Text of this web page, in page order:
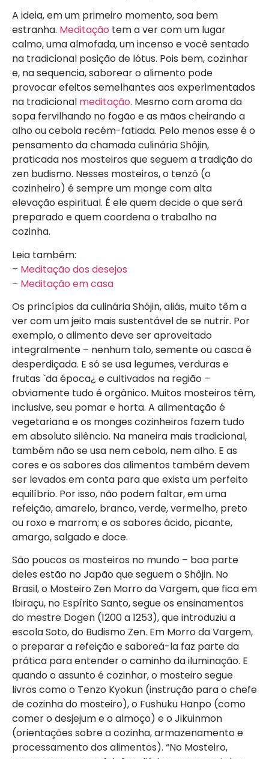
A ideia, em um primeiro momento, soa bem
estranha. Meditação tem a ver com um lugar
calmo, uma almofada, um incenso e você sentado
na tradicional posição de lótus. Pois bem, cozinhar
e, na sequencia, saborear o alimento pode
provocar efeitos semelhantes aos experimentados
na tradicional meditação. Mesmo com aroma da
sopa fervilhando no fogão e as mãos cheirando a
alho ou cebola recém-fatiada. Pelo menos esse é o
pensamento da chamada culinária Shôjin,
praticada nos mosteiros que seguem a tradição do
zen budismo. Nesses mosteiros, o tenzô (o
cozinheiro) é sempre um monge com alta
elevação espiritual. É ele quem decide o que será
preparado e quem coordena o trabalho na
cozinha.
Leia também:
– Meditação dos desejos
– Meditação em casa
Os princípios da culinária Shôjin, aliás, muito têm a
ver com um jeito mais sustentável de se nutrir. Por
exemplo, o alimento deve ser aproveitado
integralmente – nenhum talo, semente ou casca é
desperdiçada. E só se usa legumes, verduras e
frutas `da época¿ e cultivados na região –
obviamente tudo é orgânico. Muitos mosteiros têm,
inclusive, seu pomar e horta. A alimentação é
vegetariana e os monges cozinheiros fazem tudo
em absoluto silêncio. Na maneira mais tradicional,
também não se usa nem cebola, nem alho. E as
cores e os sabores dos alimentos também devem
ser levados em conta para que exista um perfeito
equilíbrio. Por isso, não podem faltar, em uma
refeição, amarelo, branco, verde, vermelho, preto
ou roxo e marrom; e os sabores ácido, picante,
amargo, salgado e doce.
São poucos os mosteiros no mundo – boa parte
deles estão no Japão que seguem o Shôjin. No
Brasil, o Mosteiro Zen Morro da Vargem, que fica em
Ibiraçu, no Espírito Santo, segue os ensinamentos
do mestre Dogen (1200 a 1253), que introduziu a
escola Soto, do Budismo Zen. Em Morro da Vargem,
o preparar a refeição e saboreá-la faz parte da
prática para entender o caminho da iluminação. E
quando o assunto é cozinhar, o mosteiro segue
livros como o Tenzo Kyokun (instrução para o chefe
de cozinha do mosteiro), o Fushuku Hanpo (como
comer o desjejum e o almoço) e o Jikuinmon
(orientações sobre a cozinha, armazenamento e
processamento dos alimentos). “No Mosteiro,